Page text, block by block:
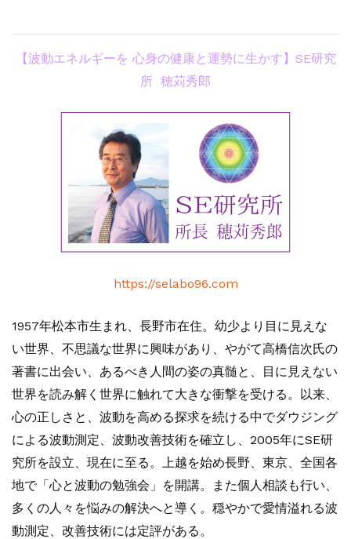
【波動エネルギーを 心身の健康と運勢に生かす】 SE研究
所 穂苅秀郎
https://selabo96.com
1957年松本市生まれ、長野市在住。幼少より目に見えな
い世界、不思議な世界に興味があり、やがて高橋信次氏の
著書に出会い、あるべき人間の姿の真髄と、目に見えない
世界を読み解く世界に触れて大きな衝撃を受ける。以来、
心の正しさと、波動を高める探求を続ける中でダウジング
による波動測定、波動改善技術を確立し、2005年にSE研
究所を設立、現在に至る。上越を始め長野、東京、全国各
地で「心と波動の勉強会」を開講。また個人相談も行い、
多くの人々を悩みの解決へと導く。穏やかで愛情溢れる波
動測定、改善技術には定評がある。